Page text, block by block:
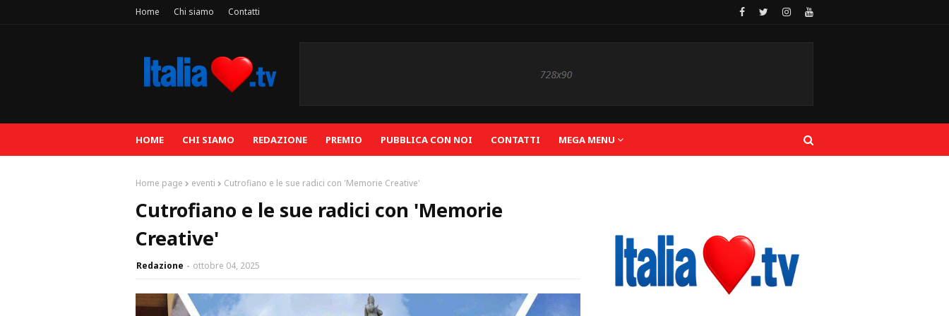
Home Chi siamo Contatti
HOME CHI SIAMO REDAZIONE PREMIO PUBBLICA CON NOI CONTATTI MEGA MENU
Home page eventi Cutrofiano e le sue radici con 'Memorie Creative'
Cutrofiano e le sue radici con 'Memorie
Creative'
Redazione ottobre 04, 2025